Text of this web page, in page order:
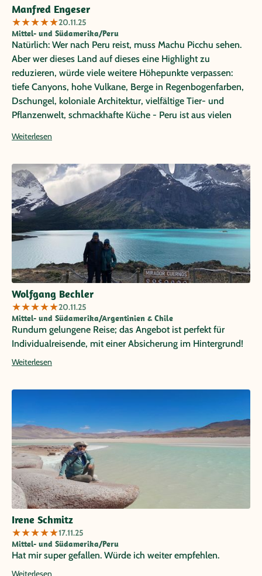
Manfred Engeser
★★★★★20.11.25
Mittel- und Südamerika/Peru
Natürlich: Wer nach Peru reist, muss Machu Picchu sehen.
Aber wer dieses Land auf dieses eine Highlight zu
reduzieren, würde viele weitere Höhepunkte verpassen:
tiefe Canyons, hohe Vulkane, Berge in Regenbogenfarben,
Dschungel, koloniale Architektur, vielfältige Tier- und
Pflanzenwelt, schmackhafte Küche - Peru ist aus vielen
Weiterlesen
Wolfgang Bechler
★★★★★20.11.25
Mittel- und Südamerika/Argentinien & Chile
Rundum gelungene Reise; das Angebot ist perfekt für
Individualreisende, mit einer Absicherung im Hintergrund!
Weiterlesen
Irene Schmitz
★★★★★17.11.25
Mittel- und Südamerika/Peru
Hat mir super gefallen. Würde ich weiter empfehlen.
Weiterlesen